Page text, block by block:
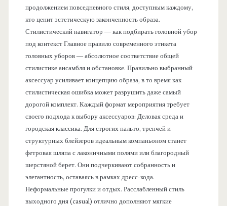
продолжением повседневного стиля, доступным каждому,
кто ценит эстетическую законченность образа.
Стилистический навигатор — как подбирать головной убор
под контекст Главное правило современного этикета
головных уборов — абсолютное соответствие общей
стилистике ансамбля и обстановке. Правильно выбранный
аксессуар усиливает концепцию образа, в то время как
стилистическая ошибка может разрушить даже самый
дорогой комплект. Каждый формат мероприятия требует
своего подхода к выбору аксессуаров: Деловая среда и
городская классика. Для строгих пальто, тренчей и
структурных блейзеров идеальным компаньоном станет
фетровая шляпа с лаконичными полями или благородный
шерстяной берет. Они подчеркивают собранность и
элегантность, оставаясь в рамках дресс-кода.
Неформальные прогулки и отдых. Расслабленный стиль
выходного дня (casual) отлично дополняют мягкие